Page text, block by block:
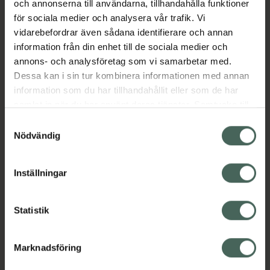
och annonserna till användarna, tillhandahålla funktioner
för sociala medier och analysera vår trafik. Vi
vidarebefordrar även sådana identifierare och annan
information från din enhet till de sociala medier och
annons- och analysföretag som vi samarbetar med.
Dessa kan i sin tur kombinera informationen med annan
information som du har tillhandahållit eller som de har
återkalla ditt samtycke via webbplatsens
cookieinställningar. Ett återkallat samtycke påverkar inte
lagligheten av behandling som skett innan återkallelsen.
Nödvändig
Inställningar
Statistik
Marknadsföring
minimerar spänningen i mikromusklerna för en
botoxliknande effekt.Resultat: ett perfekt
återställt ögonområde.
Jämförpris 139,80 kr/ st
EAN:04015165368830
Ögonmask
Innehåll Visa
Instruktioner Visa